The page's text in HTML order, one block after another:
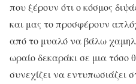
που ξέρουν ότι ο κόσμος
και μας το προσφέρουν
από το μυαλό να βάλω
ωραίο δεκαράκι σε μια τόσο
συνεχίζει να εντυπωσιάζει